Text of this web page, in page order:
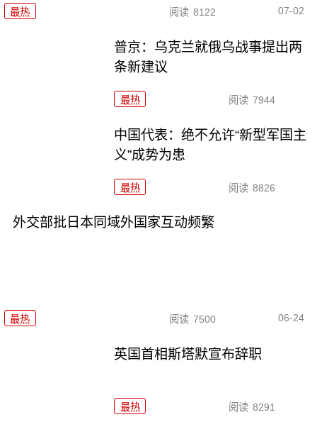
最热 阅读 8122 07-02
普京：乌克兰就俄乌战事提出两
条新建议
最热 阅读 7944
中国代表：绝不允许“新型军国主
义”成势为患
最热 阅读 8826
外交部批日本同域外国家互动频繁
最热 阅读 7500 06-24
英国首相斯塔默宣布辞职
最热 阅读 8291